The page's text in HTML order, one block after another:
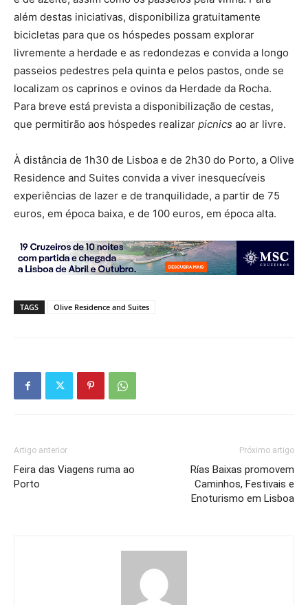
além destas iniciativas, disponibiliza gratuitamente
bicicletas para que os hóspedes possam explorar
livremente a herdade e as redondezas e convida a longo
passeios pedestres pela quinta e pelos pastos, onde se
localizam os caprinos e ovinos da Herdade da Rocha.
Para breve está prevista a disponibilização de cestas,
que permitirão aos hóspedes realizar picnics ao ar livre.
À distância de 1h30 de Lisboa e de 2h30 do Porto, a Olive
Residence and Suites convida a viver inesquecíveis
experiências de lazer e de tranquilidade, a partir de 75
euros, em época baixa, e de 100 euros, em época alta.
TAGS Olive Residence and Suites
Artigo anterior
Feira das Viagens ruma ao
Porto
Próximo artigo
Rías Baixas promovem
Caminhos, Festivais e
Enoturismo em Lisboa